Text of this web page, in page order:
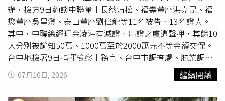
研判是納恩動手後移屍，再刻意佈置成密室企圖誤導辦案。
隨著案情陷入膠著，警方今年6月取得搜索票，立刻調閱納
恩的手機通訊紀錄，整起案件才有突破性進展。從納恩的通
聯顯示，他長期與一名人在印度的女子保持地下情，誇張的
是，這名情婦其實是納恩在2024年的前未婚妻，當時因雙
方家長反對而未能成婚，而納恩結婚時竟還邀請她吃喜酒。
在納恩婚後兩人依舊維持親密關係，他更頻頻向對方示愛，
更承諾希望未來能一起生活。案發當天與次日，納恩更頻繁
辦，檢方9日約談中聯董事長蔡清松、福壽董座洪堯昆、福
懋董座吳星澄、泰山董座劉偉龍等11名被告、13名證人。
其中，中聯總經理余凌沖有滅證、串證之虞遭聲押，其餘10
人分別被諭知50萬、1000萬至於2000萬元不等金額交保。
台中地檢署9日指揮檢察事務官、台中市調查處、航業調查
處、台中市刑大、內政部警政署保安警察第四總隊等單位，
會同衛福部食藥署、台中市食安處、彰化縣衛生局等，前往
中聯油脂、福壽實業、福懋油脂、泰山企業4家公司共計6處
07月10日, 2026 繼續閱讀